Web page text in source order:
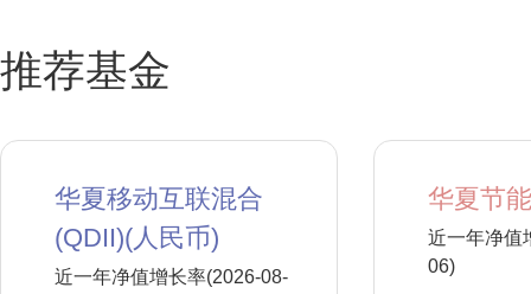
推荐基金
华夏移动互联混合
(QDII)(人民币)
近一年净值增长率(2026-08-
华夏节
近一年净值
06)